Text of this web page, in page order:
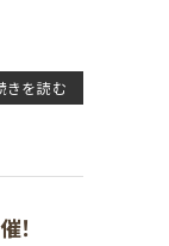
きを読む
！